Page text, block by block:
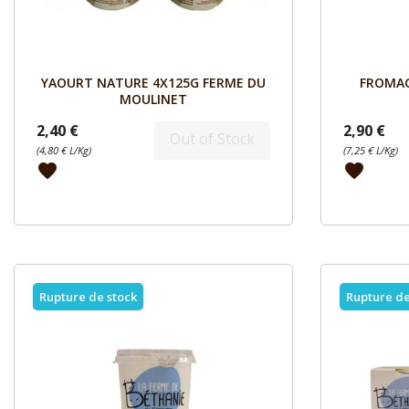
Aperçu
YAOURT NATURE 4X125G FERME DU
MOULINET
2,40 €
(4,80 € L/Kg)
Out of Stock
favorite
2,90 €
(7,25 € L/Kg)
favorite
Rupture de stock Rupture